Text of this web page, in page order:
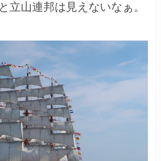
立山連邦は見えないなぁ。